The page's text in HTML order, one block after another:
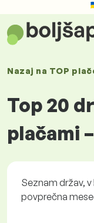
Nazaj na TOP
Top 20
plačami
Seznam držav,
povprečna